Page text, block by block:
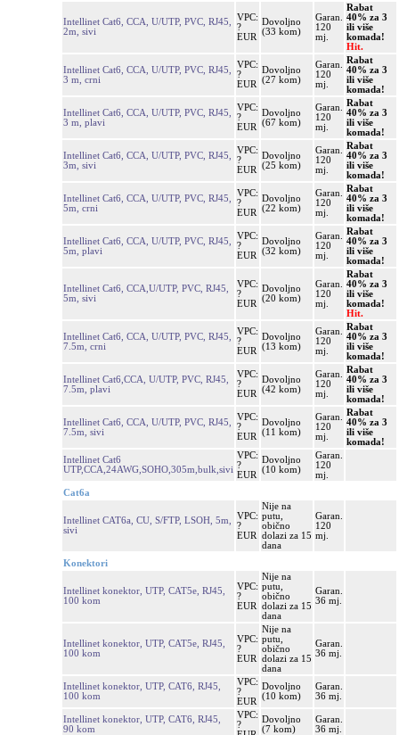
Intellinet Cat6, CCA, U/UTP, PVC, RJ45,
2m, sivi
VPC:
?
EUR
Dovoljno
(33 kom)
Garan.
120
mj.
Rabat
40% za 3
ili više
komada!
Hit.
Intellinet Cat6, CCA, U/UTP, PVC, RJ45,
3 m, crni
VPC:
?
EUR
Dovoljno
(27 kom)
Garan.
120
mj.
Rabat
40% za 3
ili više
komada!
Intellinet Cat6, CCA, U/UTP, PVC, RJ45,
3 m, plavi
VPC:
?
EUR
Dovoljno
(67 kom)
Garan.
120
mj.
Rabat
40% za 3
ili više
komada!
Intellinet Cat6, CCA, U/UTP, PVC, RJ45,
3m, sivi
VPC:
?
EUR
Dovoljno
(25 kom)
Garan.
120
mj.
Rabat
40% za 3
ili više
komada!
Intellinet Cat6, CCA, U/UTP, PVC, RJ45,
5m, crni
VPC:
?
EUR
Dovoljno
(22 kom)
Garan.
120
mj.
Rabat
40% za 3
ili više
komada!
Intellinet Cat6, CCA, U/UTP, PVC, RJ45,
5m, plavi
VPC:
?
EUR
Dovoljno
(32 kom)
Garan.
120
mj.
Rabat
40% za 3
ili više
komada!
Intellinet Cat6, CCA,U/UTP, PVC, RJ45,
5m, sivi
VPC:
?
EUR
Dovoljno
(20 kom)
Garan.
120
mj.
Rabat
40% za 3
ili više
komada!
Hit.
Intellinet Cat6, CCA, U/UTP, PVC, RJ45,
7.5m, crni
VPC:
?
EUR
Dovoljno
(13 kom)
Garan.
120
mj.
Rabat
40% za 3
ili više
komada!
Intellinet Cat6,CCA, U/UTP, PVC, RJ45,
7.5m, plavi
VPC:
?
EUR
Dovoljno
(42 kom)
Garan.
120
mj.
Rabat
40% za 3
ili više
komada!
Intellinet Cat6, CCA, U/UTP, PVC, RJ45,
7.5m, sivi
VPC:
?
EUR
Dovoljno
(11 kom)
Garan.
120
mj.
Rabat
40% za 3
ili više
komada!
Intellinet Cat6
UTP,CCA,24AWG,SOHO,305m,bulk,sivi
VPC:
?
EUR
Dovoljno
(10 kom)
Garan.
120
mj.
Cat6a
Intellinet CAT6a, CU, S/FTP, LSOH, 5m,
sivi
VPC:
?
EUR
Nije na
putu,
obično
dolazi za 15
dana
Garan.
120
mj.
Konektori
Intellinet konektor, UTP, CAT5e, RJ45,
100 kom
VPC:
?
EUR
Nije na
putu,
obično
dolazi za 15
dana
Garan.
36 mj.
Intellinet konektor, UTP, CAT5e, RJ45,
100 kom
VPC:
?
EUR
Nije na
putu,
obično
dolazi za 15
dana
Garan.
36 mj.
Intellinet konektor, UTP, CAT6, RJ45,
100 kom
VPC:
?
EUR
Dovoljno
(10 kom)
Garan.
36 mj.
Intellinet konektor, UTP, CAT6, RJ45,
90 kom
VPC:
?
Dovoljno
(7 kom)
Garan.
36 mj.